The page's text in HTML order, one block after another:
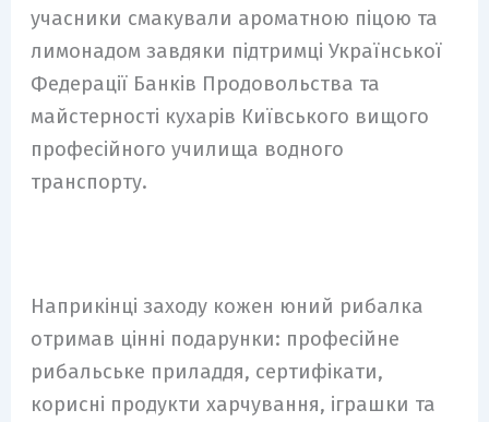
учасники смакували ароматною піцою та
лимонадом завдяки підтримці Української
Федерації Банків Продовольства та
майстерності кухарів Київського вищого
професійного училища водного
транспорту.
Наприкінці заходу кожен юний рибалка
отримав цінні подарунки: професійне
рибальське приладдя, сертифікати,
корисні продукти харчування, іграшки та